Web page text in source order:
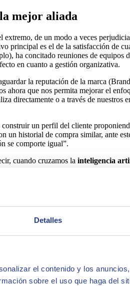
Detalles
el contenido y los
sobre el uso que haga del
mejor aliada
extremo, de un modo a veces
principal es el de la satisfacción de
ha concitado reuniones de
en cuanto a gestión organizativa.
la reputación de la marca
ahora que nos permita mejorar el
directamente o a través de
un perfil del cliente
historial de compra similar, ante
se comporte igual”.
cuando cruzamos la inteligencia
que tenemos, el propio cliente
fiel por el importe de los pedidos,
general. Ahora, somos
el cliente y su
(qué esperaba); la
pero con conocimiento de
cómo lo gestionamos?